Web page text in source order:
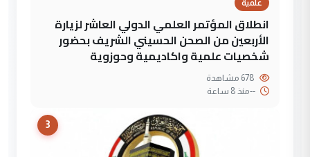
علمية
انطلاق المؤتمر العلمي الدولي العاشر لزيارة
الأربعين من الصحن الحسيني الشريف بحضور
شخصيات علمية واكاديمية وحوزوية
--منذ 8 ساعة
3